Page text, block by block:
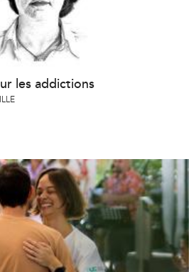
les addictions